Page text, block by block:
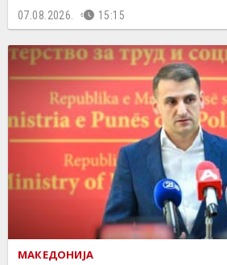
07.08.2026. 15:15
МАКЕДОНИЈА